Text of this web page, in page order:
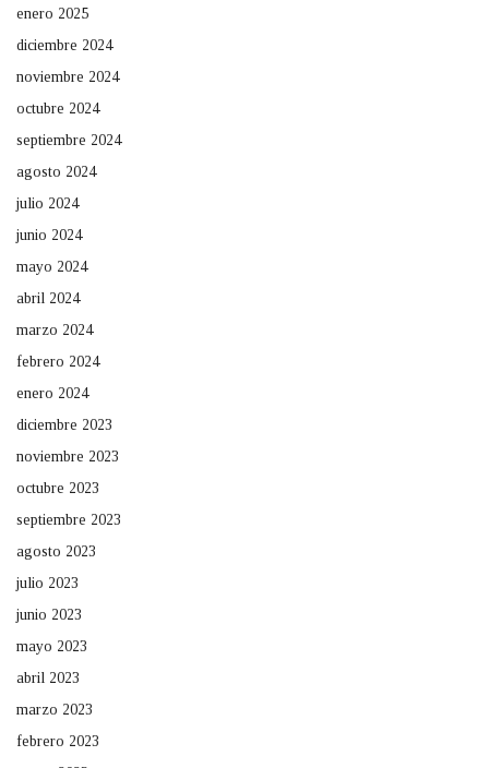
enero 2025
diciembre 2024
noviembre 2024
octubre 2024
septiembre 2024
agosto 2024
julio 2024
junio 2024
mayo 2024
abril 2024
marzo 2024
febrero 2024
enero 2024
diciembre 2023
noviembre 2023
octubre 2023
septiembre 2023
agosto 2023
julio 2023
junio 2023
mayo 2023
abril 2023
marzo 2023
febrero 2023